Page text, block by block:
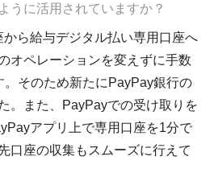
うに活用されていますか？
ら給与デジタル払い専用口座へ
オペレーションを変えずに手数
そのため新たにPayPay銀行の
。また、PayPayでの受け取りを
アプリ上で専用口座を1分で
口座の収集もスムーズに行えて